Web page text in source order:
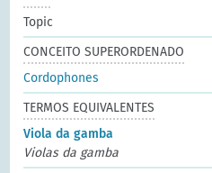
Topic
CONCEITO SUPERORDENADO
Cordophones
TERMOS EQUIVALENTES
Viola da gamba
Violas da gamba